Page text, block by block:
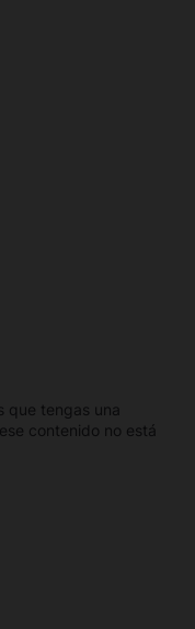
que tengas una
contenido no está